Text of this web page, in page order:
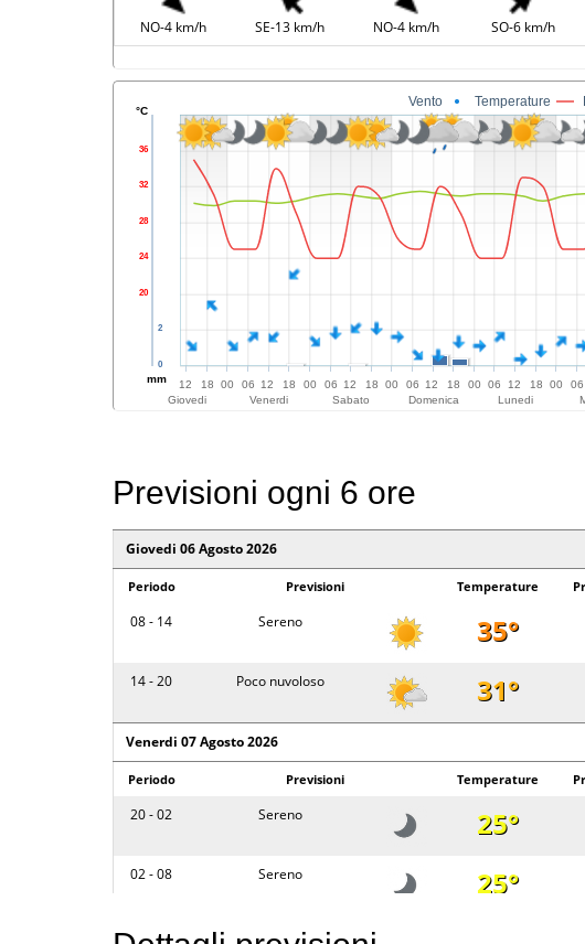
NO-4 km/h SE-13 km/h NO-4 km/h SO-6 km/h
°C
mm
Temperature
Vento
12
Giovedi
18 00 06
12
Venerdi
18 00 06
12
Sabato
18 00 06
12
Domenica
18 00 06
12
Lunedi
18 00 06
20
24
28
32
36
0
2
Previsioni ogni 6 ore
Giovedi 06 Agosto 2026
Periodo Previsioni Temperature
08 - 14 Sereno 35°
14 - 20 Poco nuvoloso 31°
Venerdi 07 Agosto 2026
Periodo Previsioni Temperature
20 - 02 Sereno 25°
02 - 08 Sereno 25°
08 - 14